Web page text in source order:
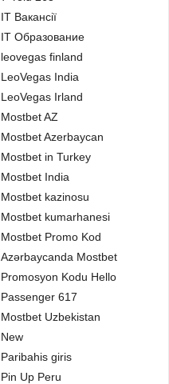
IT Вакансії
IT Образование
leovegas finland
LeoVegas India
LeoVegas Irland
Mostbet AZ
Mostbet Azerbaycan
Mostbet in Turkey
Mostbet India
Mostbet kazinosu
Mostbet kumarhanesi
Mostbet Promo Kod
Azərbaycanda Mostbet
Promosyon Kodu Hello
Passenger 617
Mostbet Uzbekistan
New
Paribahis giris
Pin Up Peru